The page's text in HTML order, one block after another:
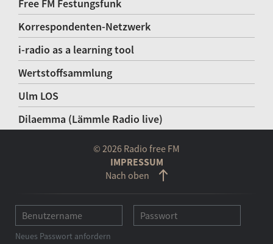
Free FM Festungsfunk
Korrespondenten-Netzwerk
i-radio as a learning tool
Wertstoffsammlung
Ulm LOS
Dilaemma (Lämmle Radio live)
© 2026 Radio free FM
IMPRESSUM
Nach oben
Neues Passwort anfordern